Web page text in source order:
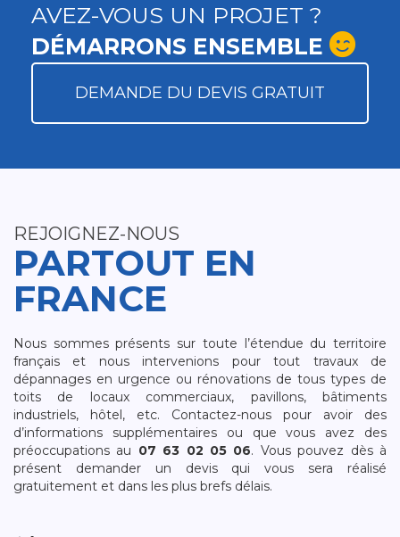
AVEZ-VOUS UN PROJET ?
DÉMARRONS ENSEMBLE
DEMANDE DU DEVIS GRATUIT
REJOIGNEZ-NOUS
PARTOUT EN
FRANCE
Nous sommes présents sur toute l’étendue du territoire
français et nous intervenions pour tout travaux de
dépannages en urgence ou rénovations de tous types de
toits de locaux commerciaux, pavillons, bâtiments
industriels, hôtel, etc. Contactez-nous pour avoir des
d’informations supplémentaires ou que vous avez des
préoccupations au 07 63 02 05 06. Vous pouvez dès à
présent demander un devis qui vous sera réalisé
gratuitement et dans les plus brefs délais.